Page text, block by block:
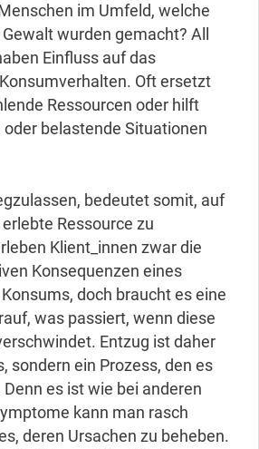
im Umfeld, welche
wurden gemacht? All
Einfluss auf das
Oft ersetzt
Ressourcen oder hilft
belastende Situationen
bedeutet somit, auf
Ressource zu
Klient_innen zwar die
Konsequenzen eines
doch braucht es eine
was passiert, wenn diese
Entzug ist daher
sondern ein Prozess, den es
es ist wie bei anderen
kann man rasch
deren Ursachen zu beheben.